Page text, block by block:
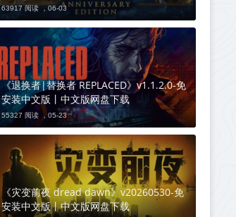
63917 阅读 ，06-03
《退换者|替换者 REPLACED》v1.1.2.0-免
安装中文版丨中文版网盘下载
55327 阅读 ，05-23
《灾变前夜 dread dawn》v20260530-免
安装中文版丨中文版网盘下载